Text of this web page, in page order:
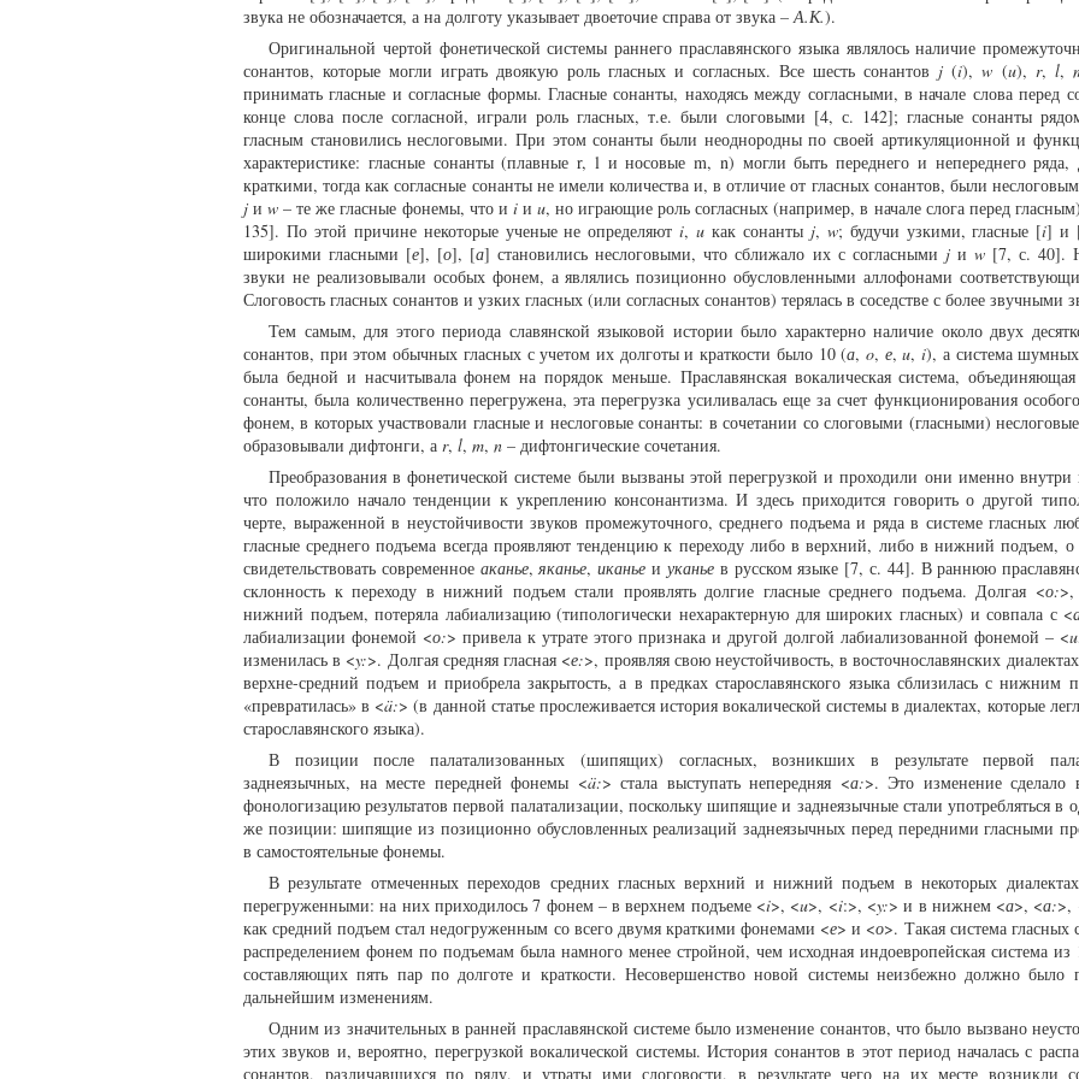
звука не обозначается, а на долготу указывает двоеточие справа от звука – А.К.).
Оригинальной чертой фонетической системы раннего праславянского языка являлось наличие
сонантов, которые могли играть двоякую роль гласных и согласных. Все шесть сонантов j (i),w (u), r, l,
принимать гласные и согласные формы. Гласные сонанты, находясь между согласными, в начале слова перед
конце слова после согласной, играли роль гласных, т.е. были слоговыми [4, с. 142]; гласные сонанты
гласным становились неслоговыми. При этом сонанты были неоднородны по своей артикуляционной и
характеристике: гласные сонанты (плавные r, l и носовые m, n) могли быть переднего и непереднего
краткими, тогда как согласные сонанты не имели количества и, в отличие от гласных сонантов, были
j иw – те же гласные фонемы, что и iи u, но играющие роль согласных (например, в начале слога перед
135]. По этой причине некоторые ученые не определяютi,u как сонанты j, w; будучи узкими, гласные [i] и
широкими гласными [е], [о], [а] становились неслоговыми, что сближало их с согласными jи w[7, с. 40].
звуки не реализовывали особых фонем, а являлись позиционно обусловленными аллофонами
Слоговость гласных сонантов и узких гласных (или согласных сонантов) терялась в соседстве с более звучными
Тем самым, для этого периода славянской языковой истории было характерно наличие около двух
сонантов, при этом обычных гласных с учетом их долготы и краткости было 10 (а,o, е,u,i), а система
была бедной и насчитывала фонем на порядок меньше. Праславянская вокалическая система,
сонанты, была количественно перегружена, эта перегрузка усиливалась еще за счет функционирования
фонем, в которых участвовали гласные и неслоговые сонанты: в сочетании со слоговыми (гласными)
образовывали дифтонги, а r, l, m, n – дифтонгические сочетания.
Преобразования в фонетической системе были вызваны этой перегрузкой и проходили они именно внутри
что положило начало тенденции к укреплению консонантизма. И здесь приходится говорить о другой
черте, выраженной в неустойчивости звуков промежуточного, среднего подъема и ряда в системе гласных
гласные среднего подъема всегда проявляют тенденцию к переходу либо в верхний, либо в нижний подъем,
свидетельствовать современное аканье,яканье,иканье и уканьев русском языке [7, с. 44]. В раннюю
склонность к переходу в нижний подъем стали проявлять долгие гласные среднего подъема. Долгая <о:
нижний подъем, потеряла лабиализацию (типологически нехарактерную для широких гласных) и совпала с <
лабиализации фонемой <о:> привела к утрате этого признака и другой долгой лабиализованной фонемой – <
изменилась в <y:>. Долгая средняя гласная <е:>, проявляя свою неустойчивость, в восточнославянских
верхне-средний подъем и приобрела закрытость, а в предках старославянского языка сблизилась с нижним
«превратилась» в <ä:> (в данной статье прослеживается история вокалической системы в диалектах, которые
старославянского языка).
В позиции после палатализованных (шипящих) согласных, возникших в результате первой
заднеязычных, на месте передней фонемы <ä:> стала выступать непередняя <а:>. Это изменение сделало
фонологизацию результатов первой палатализации, поскольку шипящие и заднеязычные стали употребляться в
же позиции: шипящие из позиционно обусловленных реализаций заднеязычных перед передними гласными
в самостоятельные фонемы.
В результате отмеченных переходов средних гласных верхний и нижний подъем в некоторых диалектах
перегруженными: на них приходилось 7 фонем – в верхнем подъеме <i>, <u>, <i:>, <y:> и в нижнем <а>, <а:>,
как средний подъем стал недогруженным со всего двумя краткими фонемами <е> и <о>. Такая система гласных
распределением фонем по подъемам была намного менее стройной, чем исходная индоевропейская система
составляющих пять пар по долготе и краткости. Несовершенство новой системы неизбежно должно было
дальнейшим изменениям.
Одним из значительных в ранней праславянской системе было изменение сонантов, что было вызвано
этих звуков и, вероятно, перегрузкой вокалической системы. История сонантов в этот период началась с
сонантов, различавшихся по ряду, и утраты ими слоговости, в результате чего на их месте возникли